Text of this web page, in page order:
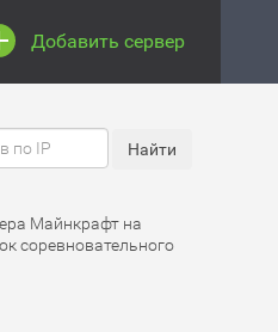
Добавить сервер
Майнкрафт на
соревновательного